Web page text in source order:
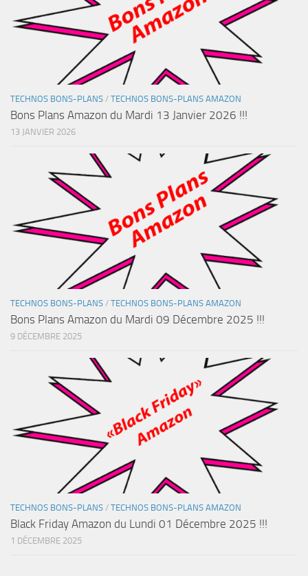
TECHNOS BONS-PLANS / TECHNOS BONS-PLANS AMAZON
Bons Plans Amazon du Mardi 13 Janvier 2026 !!!
13 JANVIER 2026
TECHNOS BONS-PLANS / TECHNOS BONS-PLANS AMAZON
Bons Plans Amazon du Mardi 09 Décembre 2025 !!!
9 DÉCEMBRE 2025
TECHNOS BONS-PLANS / TECHNOS BONS-PLANS AMAZON
Black Friday Amazon du Lundi 01 Décembre 2025 !!!
1 DÉCEMBRE 2025